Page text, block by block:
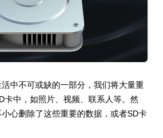
中不可或缺的一部分，我们将大量重
卡中，如照片、视频、联系人等。然
心删除了这些重要的数据，或者SD卡